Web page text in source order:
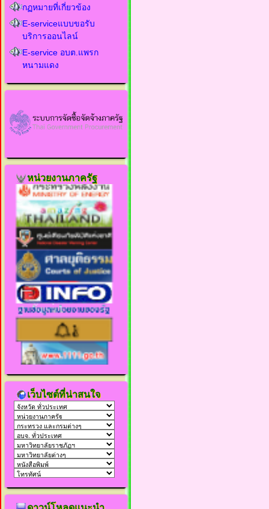
กฏหมายที่เกี่ยวข้อง
E-serviceแบบขอรับ
บริการออนไลน์
E-service อบต.แพรก
หนามแดง
หน่วยงานภาครัฐ
เว็บไซต์ที่น่าสนใจ